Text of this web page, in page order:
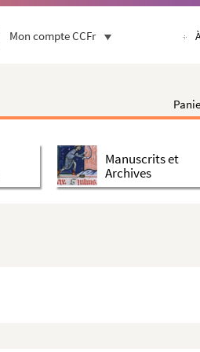
Mon compte CCFr
Manuscrits et
Archives